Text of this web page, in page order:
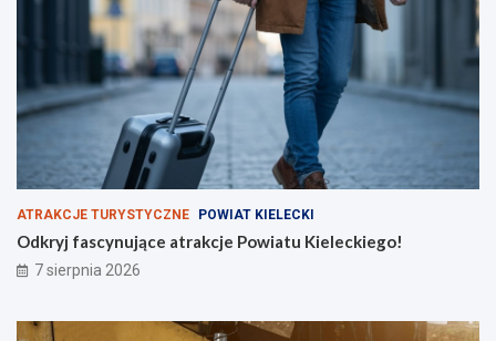
i
e
j
ATRAKCJE TURYSTYCZNE POWIAT KIELECKI
Odkryj fascynujące atrakcje Powiatu Kieleckiego!
7 sierpnia 2026